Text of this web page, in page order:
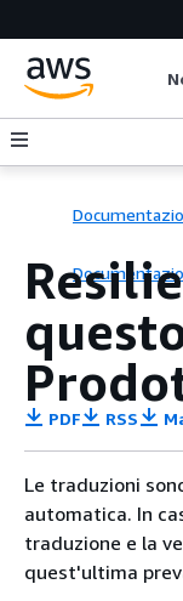
PDF RSS
Le traduzioni
automatica. In
traduzione e la
quest'ultima